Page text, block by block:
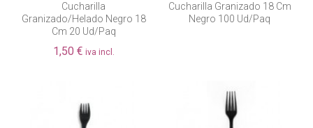
Cucharilla
Granizado/helado Negro 18
Cm 20 Ud/paq
1,50 € iva incl.
Cucharilla Granizado 18 Cm
Negro 100 Ud/paq